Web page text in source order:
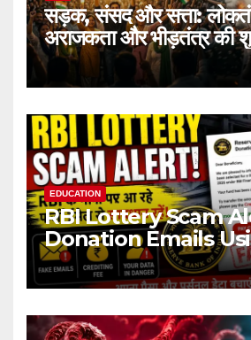
सड़क, संसद और सत्ता:
अराजकता और भीड़तंत्र की
EDUCATION
RBI Lottery Scam
Donation Emails
Name Target